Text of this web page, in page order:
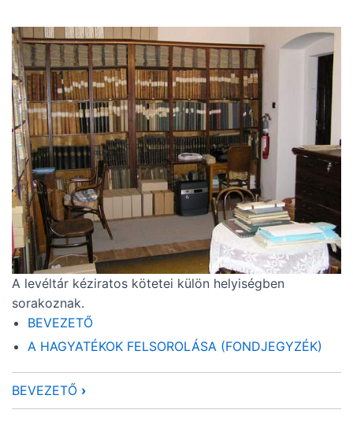
A levéltár kéziratos kötetei külön helyiségben
sorakoznak.
BEVEZETŐ
A HAGYATÉKOK FELSOROLÁSA (FONDJEGYZÉK)
BEVEZETŐ ›